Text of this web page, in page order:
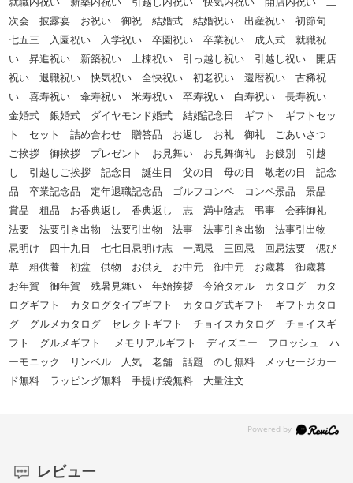
次会 披露宴 お祝い 御祝 結婚式 結婚祝い 出産祝い 初節句
七五三 入園祝い 入学祝い 卒園祝い 卒業祝い 成人式 就職祝
い 昇進祝い 新築祝い 上棟祝い 引っ越し祝い 引越し祝い 開店
祝い 退職祝い 快気祝い 全快祝い 初老祝い 還暦祝い 古稀祝
い 喜寿祝い 傘寿祝い 米寿祝い 卒寿祝い 白寿祝い 長寿祝い
金婚式 銀婚式 ダイヤモンド婚式 結婚記念日 ギフト ギフトセッ
ト セット 詰め合わせ 贈答品 お返し お礼 御礼 ごあいさつ
ご挨拶 御挨拶 プレゼント お見舞い お見舞御礼 お餞別 引越
し 引越しご挨拶 記念日 誕生日 父の日 母の日 敬老の日 記念
品 卒業記念品 定年退職記念品 ゴルフコンペ コンペ景品 景品
賞品 粗品 お香典返し 香典返し 志 満中陰志 弔事 会葬御礼
法要 法要引き出物 法要引出物 法事 法事引き出物 法事引出物
忌明け 四十九日 七七日忌明け志 一周忌 三回忌 回忌法要 偲び
草 粗供養 初盆 供物 お供え お中元 御中元 お歳暮 御歳暮
お年賀 御年賀 残暑見舞い 年始挨拶 今治タオル カタログ カタ
ログギフト カタログタイプギフト カタログ式ギフト ギフトカタロ
グ グルメカタログ セレクトギフト チョイスカタログ チョイスギ
フト グルメギフト メモリアルギフト ディズニー フロッシュ ハ
ーモニック リンベル 人気 老舗 話題 のし無料 メッセージカー
ド無料 ラッピング無料 手提げ袋無料 大量注文
レビュー